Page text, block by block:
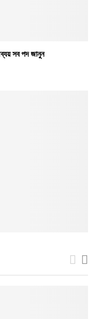
সব পদ জানুন